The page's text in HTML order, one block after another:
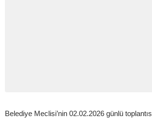
Belediye Meclisi’nin 02.02.2026 günlü